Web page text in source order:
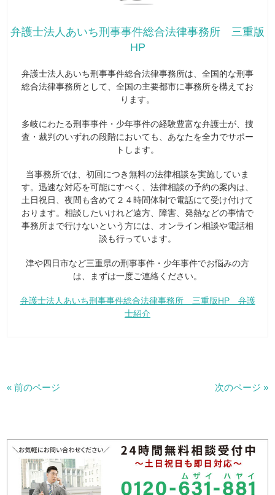
弁護士法人あいち刑事事件総合法律事務所 三重版
HP
弁護士法人あいち刑事事件総合法律事務所は、全国的な刑事
総合法律事務所として、全国の主要都市に事務所を構えてお
ります。
多岐にわたる刑事事件・少年事件の経験豊富な弁護士が、捜
査・裁判のいずれの段階においても、あなたを全力でサポー
トします。
当事務所では、初回につき無料の法律相談を実施していま
す。迅速な対応を可能にすべく、法律相談の予約の案内は、
土日祝日、夜間も含めて２４時間体制で電話にて受け付けて
おります。相談したいけれど遠方、障害、発熱などの事情で
事務所まで行けないという方には、オンライン相談や電話相
談も行っています。
津や四日市など三重県の刑事事件・少年事件でお悩みの方
は、まずは一度ご連絡ください。
弁護士法人あいち刑事事件総合法律事務所 三重版HP 弁護
士紹介
« 前のページ 次のページ »